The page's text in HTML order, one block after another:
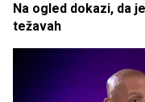
Na ogled dokazi, da
težavah